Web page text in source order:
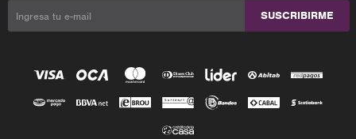
SUSCRIBIRME